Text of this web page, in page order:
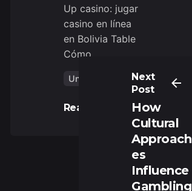
Next
Post
How
Cultural
Approach
es
Influence
Gambling
Up casino: jugar
casino en línea
en Bolivia Table
Cómo...
Uncategorized
Read More